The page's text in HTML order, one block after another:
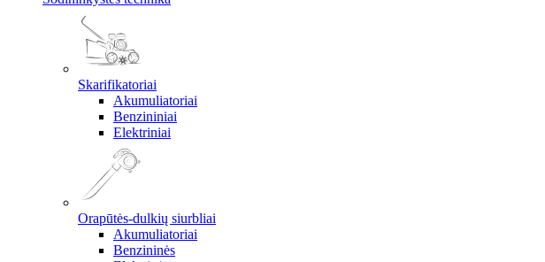
Skarifikatoriai
Akumuliatoriai
Benzininiai
Elektriniai
Orapūtės-dulkių siurbliai
Akumuliatoriai
Benzininės